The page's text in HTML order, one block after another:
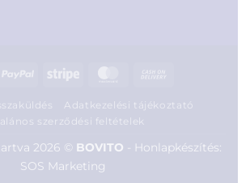
PayPal Stripe MasterCard
Delivery
Adatkezelési tájékoztató
szerződési feltételek
2026 © BOVITO - Honlapkészítés:
SOS Marketing